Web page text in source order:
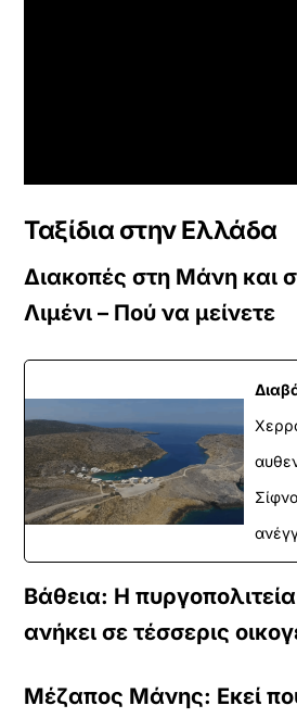
α
φ
ο
ρ
τ
τ
ε
α
υ
τ
ό
τ
ν
ω
τ
Ταξίδια στην Ελλάδα
Διακοπές στη Μάνη και
Λιμένι – Πού να μείνετε
Βάθεια: Η
ανήκει σε τέσσερις
Μέζαπος Μάνης: Εκεί